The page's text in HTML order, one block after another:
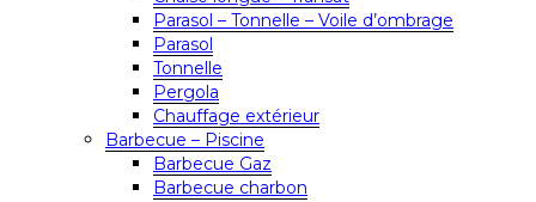
Parasol – Tonnelle – Voile d’ombrage
Parasol
Tonnelle
Pergola
Chauffage extérieur
Barbecue – Piscine
Barbecue Gaz
Barbecue charbon